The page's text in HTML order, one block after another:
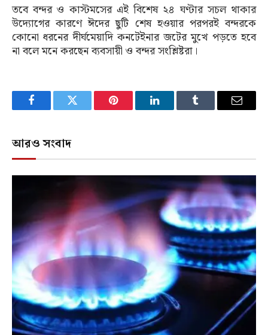
তবে বন্দর ও কাস্টমসের এই বিশেষ ২৪ ঘণ্টার সচল থাকার
উদ্যোগের কারণে ঈদের ছুটি শেষ হওয়ার পরপরই বন্দরকে
কোনো ধরনের দীর্ঘমেয়াদি কনটেইনার জটের মুখে পড়তে হবে
না বলে মনে করছেন ব্যবসায়ী ও বন্দর সংশ্লিষ্টরা।
FacebookTwitter Pinterest LinkedInTumblr Email
আরও সংবাদ